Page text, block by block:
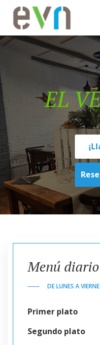
EL
Menú diario
DE LUNES A
Primer plato
Segundo plato